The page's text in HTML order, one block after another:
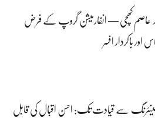
عاصم کھچی — انفارمیشن گروپ کے فرض
اور باکردار افسر
سے قیادت تک: احسن اقبال کی قابل